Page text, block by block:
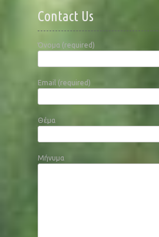
Contact Us
Όνομα (required)
Email (required)
Θέμα
Μήνυμα